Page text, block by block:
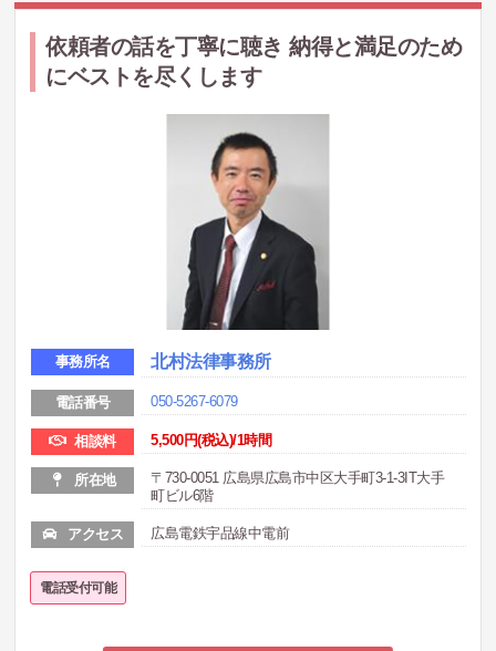
依頼者の話を丁寧に聴き 納得と満足のため
にベストを尽くします
事務所名 北村法律事務所
電話番号 050-5267-6079
相談料 5,500円(税込)/1時間
所在地
〒730-0051 広島県広島市中区大手町3-1-3IT大手
町ビル6階
アクセス 広島電鉄宇品線中電前
電話受付可能